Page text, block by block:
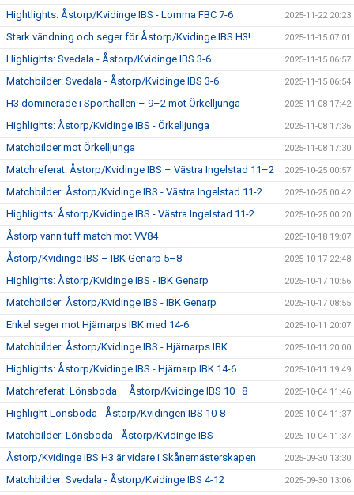
Hightlights: Åstorp/Kvidinge IBS - Lomma FBC 7-6 2025-11-22 20:23
Stark vändning och seger för Åstorp/Kvidinge IBS H3! 2025-11-15 07:01
Highlights: Svedala - Åstorp/Kvidinge IBS 3-6 2025-11-15 06:57
Matchbilder: Svedala - Åstorp/Kvidinge IBS 3-6 2025-11-15 06:54
H3 dominerade i Sporthallen – 9–2 mot Örkelljunga 2025-11-08 17:42
Highlights: Åstorp/Kvidinge IBS - Örkelljunga 2025-11-08 17:36
Matchbilder mot Örkelljunga 2025-11-08 17:30
Matchreferat: Åstorp/Kvidinge IBS – Västra Ingelstad 11–2 2025-10-25 00:57
Matchbilder: Åstorp/Kvidinge IBS - Västra Ingelstad 11-2 2025-10-25 00:42
Highlights: Åstorp/Kvidinge IBS - Västra Ingelstad 11-2 2025-10-25 00:20
Åstorp vann tuff match mot VV84 2025-10-18 19:07
Åstorp/Kvidinge IBS – IBK Genarp 5–8 2025-10-17 22:48
Highlights: Åstorp/Kvidinge IBS - IBK Genarp 2025-10-17 10:56
Matchbilder: Åstorp/Kvidinge IBS - IBK Genarp 2025-10-17 08:55
Enkel seger mot Hjärnarps IBK med 14-6 2025-10-11 20:07
Matchbilder: Åstorp/Kvidinge IBS - Hjärnarps IBK 2025-10-11 20:00
Highlights: Åstorp/Kvidinge IBS - Hjärnarp IBK 14-6 2025-10-11 19:49
Matchreferat: Lönsboda – Åstorp/Kvidinge IBS 10–8 2025-10-04 11:46
Highlight Lönsboda - Åstorp/Kvidingen IBS 10-8 2025-10-04 11:37
Matchbilder: Lönsboda - Åstorp/Kvidinge IBS 2025-10-04 11:37
Åstorp/Kvidinge IBS H3 är vidare i Skånemästerskapen 2025-09-30 13:30
Matchbilder: Svedala - Åstorp/Kvidinge IBS 4-12 2025-09-30 13:06